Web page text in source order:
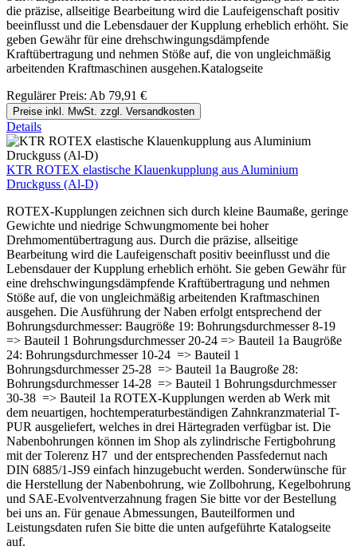
die präzise, allseitige Bearbeitung wird die Laufeigenschaft positiv
beeinflusst und die Lebensdauer der Kupplung erheblich erhöht. Sie
geben Gewähr für eine drehschwingungsdämpfende
Kraftübertragung und nehmen Stöße auf, die von ungleichmäßig
arbeitenden Kraftmaschinen ausgehen.Katalogseite
Regulärer Preis: Ab 79,91 €
Preise inkl. MwSt. zzgl. Versandkosten
Details
KTR ROTEX elastische Klauenkupplung aus Aluminium
Druckguss (Al-D)
ROTEX-Kupplungen zeichnen sich durch kleine Baumaße, geringe
Gewichte und niedrige Schwungmomente bei hoher
Drehmomentübertragung aus. Durch die präzise, allseitige
Bearbeitung wird die Laufeigenschaft positiv beeinflusst und die
Lebensdauer der Kupplung erheblich erhöht. Sie geben Gewähr für
eine drehschwingungsdämpfende Kraftübertragung und nehmen
Stöße auf, die von ungleichmäßig arbeitenden Kraftmaschinen
ausgehen. Die Ausführung der Naben erfolgt entsprechend der
Bohrungsdurchmesser: Baugröße 19: Bohrungsdurchmesser 8-19
=> Bauteil 1 Bohrungsdurchmesser 20-24 => Bauteil 1a Baugröße
24: Bohrungsdurchmesser 10-24 => Bauteil 1
Bohrungsdurchmesser 25-28 => Bauteil 1a Baugroße 28:
Bohrungsdurchmesser 14-28 => Bauteil 1 Bohrungsdurchmesser
30-38 => Bauteil 1a ROTEX-Kupplungen werden ab Werk mit
dem neuartigen, hochtemperaturbeständigen Zahnkranzmaterial T-
PUR ausgeliefert, welches in drei Härtegraden verfügbar ist. Die
Nabenbohrungen können im Shop als zylindrische Fertigbohrung
mit der Tolerenz H7 und der entsprechenden Passfedernut nach
DIN 6885/1-JS9 einfach hinzugebucht werden. Sonderwünsche für
die Herstellung der Nabenbohrung, wie Zollbohrung, Kegelbohrung
und SAE-Evolventverzahnung fragen Sie bitte vor der Bestellung
bei uns an. Für genaue Abmessungen, Bauteilformen und
Leistungsdaten rufen Sie bitte die unten aufgeführte Katalogseite
auf.